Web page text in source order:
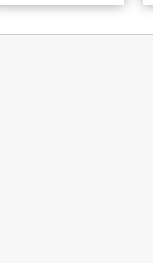
غناء المطرب
مراد دالكليليتش